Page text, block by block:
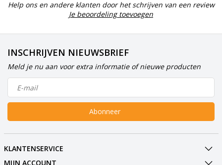
Help ons en andere klanten door het schrijven van een review
Je beoordeling toevoegen
INSCHRIJVEN NIEUWSBRIEF
Meld je nu aan voor extra informatie of nieuwe producten
Abonneer
KLANTENSERVICE
MIJN ACCOUNT